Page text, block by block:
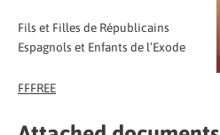
Fils et Filles de Républicains
Espagnols et Enfants de l’Exode
FFFREE